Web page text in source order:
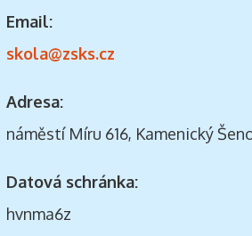
Email:
skola@zsks.cz
Adresa:
náměstí Míru 616, Kamenický
Datová schránka:
hvnma6z